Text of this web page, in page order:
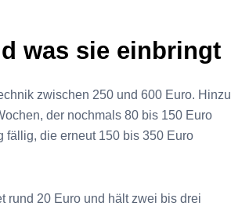
was sie einbringt
zwischen 250 und 600 Euro. Hinzu
der nochmals 80 bis 150 Euro
fällig, die erneut 150 bis 350 Euro
rund 20 Euro und hält zwei bis drei